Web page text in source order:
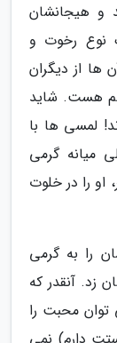
و هیجانشان
نوع رخوت و
از دیگران
هست. شاید
لمسی ها با
میانه گرمی
او را در خلوت
را به گرمی
آنقدر که
محبت را